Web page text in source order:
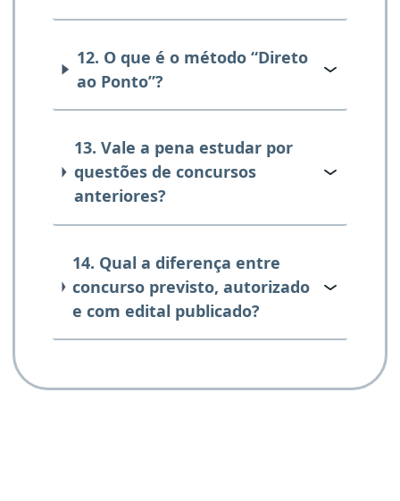
12. O que é o método “Direto
ao Ponto”?
13. Vale a pena estudar por
questões de concursos
anteriores?
14. Qual a diferença entre
concurso previsto, autorizado
e com edital publicado?